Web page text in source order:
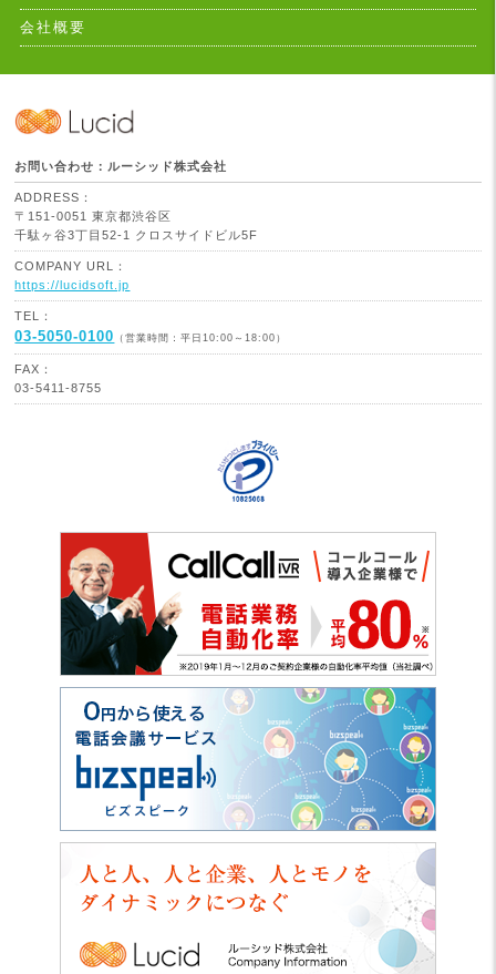
会社概要
お問い合わせ：ルーシッド株式会社
ADDRESS：
〒151-0051 東京都渋谷区
千駄ヶ谷3丁目52-1 クロスサイドビル5F
COMPANY URL：
https://lucidsoft.jp
TEL：
03-5050-0100 （営業時間：平日10:00～18:00）
FAX：
03-5411-8755